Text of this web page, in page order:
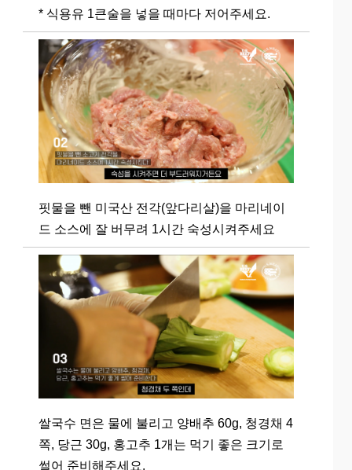
* 식용유 1큰술을 넣을 때마다 저어주세요.
핏물을 뺀 미국산 전각(앞다리살)을 마리네이
드 소스에 잘 버무려 1시간 숙성시켜주세요
쌀국수 면은 물에 불리고 양배추 60g, 청경채 4
쪽, 당근 30g, 홍고추 1개는 먹기 좋은 크기로
썰어 준비해주세요.